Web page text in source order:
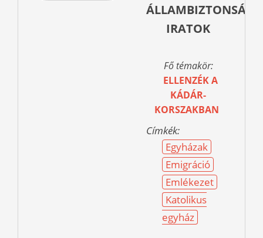
ÁLLAMBIZTONSÁGI
IRATOK
Fő témakör:
ELLENZÉK A
KÁDÁR-
KORSZAKBAN
Címkék:
Egyházak
Emigráció
Emlékezet
Katolikus
egyház